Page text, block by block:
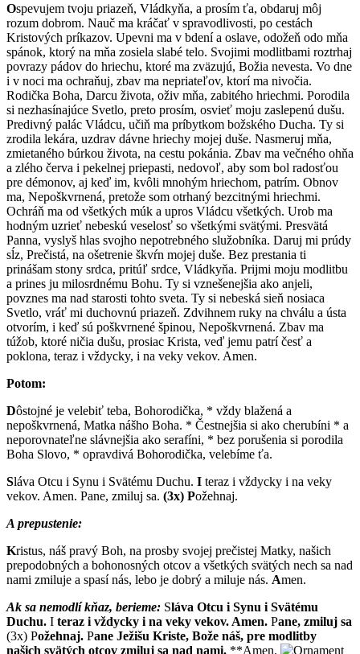
Ospevujem tvoju priazeň, Vládkyňa, a prosím ťa, obdaruj môj
rozum dobrom. Nauč ma kráčať v spravodlivosti, po cestách
Kristových príkazov. Upevni ma v bdení a oslave, odožeň odo mňa
spánok, ktorý na mňa zosiela slabé telo. Svojimi modlitbami roztrhaj
povrazy pádov do hriechu, ktoré ma zväzujú, Božia nevesta. Vo dne
i v noci ma ochraňuj, zbav ma nepriateľov, ktorí ma nivočia.
Rodička Boha, Darcu života, oživ mňa, zabitého hriechmi. Porodila
si nezhasínajúce Svetlo, preto prosím, osvieť moju zaslepenú dušu.
Predivný palác Vládcu, učiň ma príbytkom božského Ducha. Ty si
zrodila lekára, uzdrav dávne hriechy mojej duše. Nasmeruj mňa,
zmietaného búrkou života, na cestu pokánia. Zbav ma večného ohňa
a zlého červa i pekelnej priepasti, nedovoľ, aby som bol radosťou
pre démonov, aj keď im, kvôli mnohým hriechom, patrím. Obnov
ma, Nepoškvrnená, pretože som otrhaný bezcitnými hriechmi.
Ochráň ma od všetkých múk a upros Vládcu všetkých. Urob ma
hodným uzrieť nebeskú veselosť so všetkými svätými. Presvätá
Panna, vyslyš hlas svojho nepotrebného služobníka. Daruj mi prúdy
sĺz, Prečistá, na ošetrenie škvŕn mojej duše. Bez prestania ti
prinášam stony srdca, pritúľ srdce, Vládkyňa. Prijmi moju modlitbu
a prines ju milosrdnému Bohu. Ty si vznešenejšia ako anjeli,
povznes ma nad starosti tohto sveta. Ty si nebeská sieň nosiaca
Svetlo, vráť mi duchovnú priazeň. Zdvihnem ruky na chválu a ústa
otvorím, i keď sú poškvrnené špinou, Nepoškvrnená. Zbav ma
túžob, ktoré ničia dušu, prosiac Krista, veď jemu patrí česť a
poklona, teraz i vždycky, i na veky vekov. Amen.
Potom:
Dôstojné je velebiť teba, Bohorodička, * vždy blažená a
nepoškvrnená, Matka nášho Boha. * Čestnejšia si ako cherubíni * a
neporovnateľne slávnejšia ako serafíni, * bez porušenia si porodila
Boha Slovo, * opravdivá Bohorodička, velebíme ťa.
Sláva Otcu i Synu i Svätému Duchu. I teraz i vždycky i na veky
vekov. Amen. Pane, zmiluj sa. (3x) Požehnaj.
A prepustenie:
Kristus, náš pravý Boh, na prosby svojej prečistej Matky, našich
prepodobných a bohonosných otcov a všetkých svätých nech sa nad
nami zmiluje a spasí nás, lebo je dobrý a miluje nás. Amen.
Ak sa nemodlí kňaz, berieme: Sláva Otcu i Synu i Svätému
Duchu. I teraz i vždycky i na veky vekov. Amen. Pane, zmiluj sa
(3x) Požehnaj. Pane Ježišu Kriste, Bože náš, pre modlitby
našich svätých otcov zmiluj sa nad nami. **Amen.